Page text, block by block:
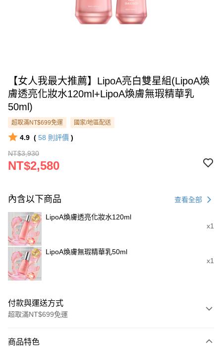
【女人我最大推薦】LipoA亮白雙星組(LipoA煥
膚透亮化妝水120ml+LipoA煥膚無瑕精華乳
50ml)
超取滿NT$699免運 國家/地區配送
4.9 ( 58 則評價 )
NT$3,930
NT$2,580
內含以下商品 查看全部
LipoA煥膚透亮化妝水120ml
x1
LipoA煥膚無瑕精華乳50ml
x1
付款與運送方式
超取滿NT$699免運
信用卡一次付款
商品特色